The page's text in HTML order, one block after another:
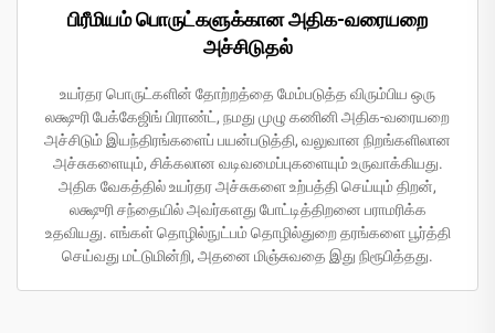
பிரீமியம் பொருட்களுக்கான அதிக-வரையறை
அச்சிடுதல்
உயர்தர பொருட்களின் தோற்றத்தை மேம்படுத்த விரும்பிய ஒரு
லக்ஷுரி பேக்கேஜிங் பிராண்ட், நமது முழு கணினி அதிக-வரையறை
அச்சிடும் இயந்திரங்களைப் பயன்படுத்தி, வலுவான நிறங்களிலான
அச்சுகளையும், சிக்கலான வடிவமைப்புகளையும் உருவாக்கியது.
அதிக வேகத்தில் உயர்தர அச்சுகளை உற்பத்தி செய்யும் திறன்,
லக்ஷுரி சந்தையில் அவர்களது போட்டித்திறனை பராமரிக்க
உதவியது. எங்கள் தொழில்நுட்பம் தொழில்துறை தரங்களை பூர்த்தி
செய்வது மட்டுமின்றி, அதனை மிஞ்சுவதை இது நிரூபித்தது.